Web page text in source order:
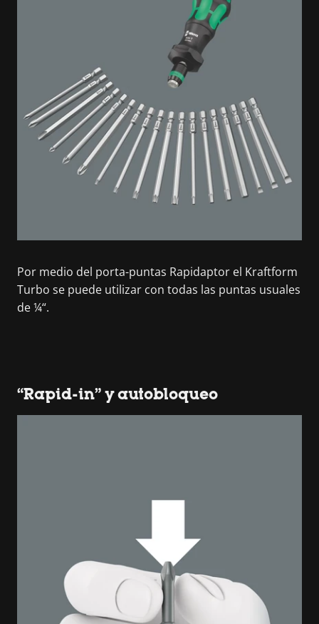
Por medio del porta-puntas Rapidaptor el Kraftform
Turbo se puede utilizar con todas las puntas usuales
de ¼“.
“Rapid-in” y autobloqueo